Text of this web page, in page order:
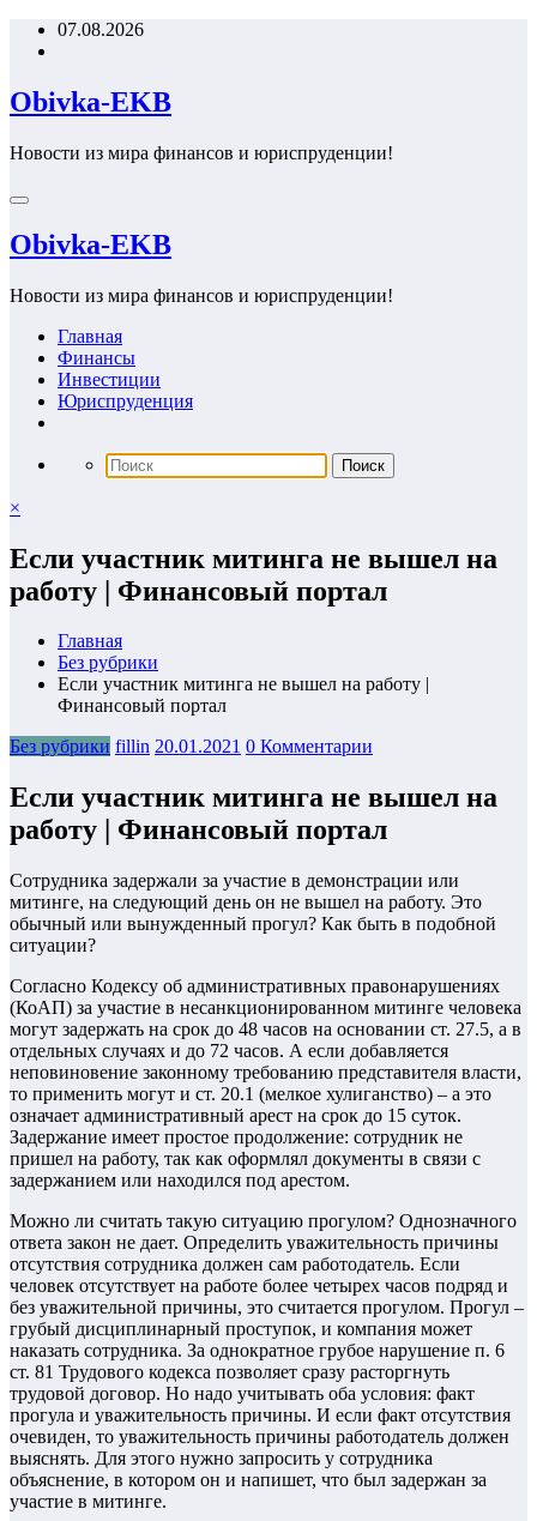
Перейти07.08.2026
Obivka-EKB
Новости из мира финансов и юриспруденции!
Obivka-EKB
Новости из мира финансов и юриспруденции!
Главная
Финансы
Инвестиции
Юриспруденция
×
Если участник митинга не вышел на
работу | Финансовый портал
Главная
Без рубрики
Если участник митинга не вышел на работу |
Финансовый портал
Без рубрики fillin 20.01.2021 0 Комментарии
Если участник митинга не вышел на
работу | Финансовый портал
Сотрудника задержали за участие в демонстрации или
митинге, на следующий день он не вышел на работу. Это
обычный или вынужденный прогул? Как быть в подобной
ситуации?
Согласно Кодексу об административных правонарушениях
(КоАП) за участие в несанкционированном митинге человека
могут задержать на срок до 48 часов на основании ст. 27.5, а в
отдельных случаях и до 72 часов. А если добавляется
неповиновение законному требованию представителя власти,
то применить могут и ст. 20.1 (мелкое хулиганство) – а это
означает административный арест на срок до 15 суток.
Задержание имеет простое продолжение: сотрудник не
пришел на работу, так как оформлял документы в связи с
задержанием или находился под арестом.
Можно ли считать такую ситуацию прогулом? Однозначного
ответа закон не дает. Определить уважительность причины
отсутствия сотрудника должен сам работодатель. Если
человек отсутствует на работе более четырех часов подряд и
без уважительной причины, это считается прогулом. Прогул –
грубый дисциплинарный проступок, и компания может
наказать сотрудника. За однократное грубое нарушение п. 6
ст. 81 Трудового кодекса позволяет сразу расторгнуть
трудовой договор. Но надо учитывать оба условия: факт
прогула и уважительность причины. И если факт отсутствия
очевиден, то уважительность причины работодатель должен
выяснять. Для этого нужно запросить у сотрудника
объяснение, в котором он и напишет, что был задержан за
участие в митинге.